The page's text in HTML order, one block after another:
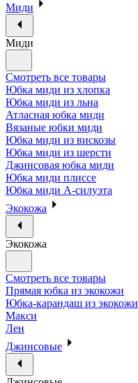
Миди
Миди
Смотреть все товары
Юбка миди из хлопка
Юбка миди из льна
Атласная юбка миди
Вязаные юбки миди
Юбка миди из вискозы
Юбка миди из шерсти
Джинсовая юбка миди
Юбка миди плиссе
Юбка миди А-силуэта
Экокожа
Экокожа
Смотреть все товары
Прямая юбка из экокожи
Юбка-карандаш из экокожи
Макси
Лен
Джинсовые